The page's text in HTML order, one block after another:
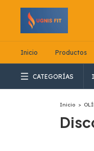
Inicio Productos
CATEGORÍAS
Inicio >